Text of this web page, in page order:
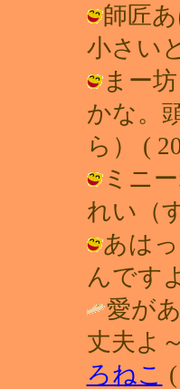
師匠
小さい
まー
かな。
ら） (
ミニ
れい（
あは
んです
愛が
丈夫よ
ろねこ